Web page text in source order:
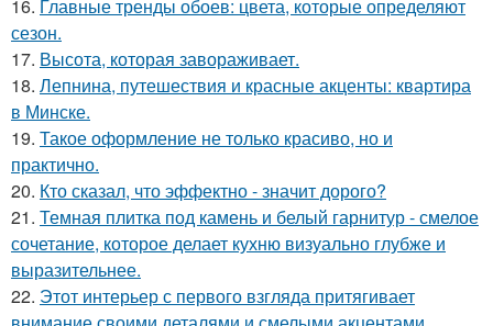
16. Главные тренды обоев: цвета, которые определяют
сезон.
17. Высота, которая завораживает.
18. Лепнина, путешествия и красные акценты: квартира
в Минске.
19. Такое оформление не только красиво, но и
практично.
20. Кто сказал, что эффектно - значит дорого?
21. Темная плитка под камень и белый гарнитур - смелое
сочетание, которое делает кухню визуально глубже и
выразительнее.
22. Этот интерьер с первого взгляда притягивает